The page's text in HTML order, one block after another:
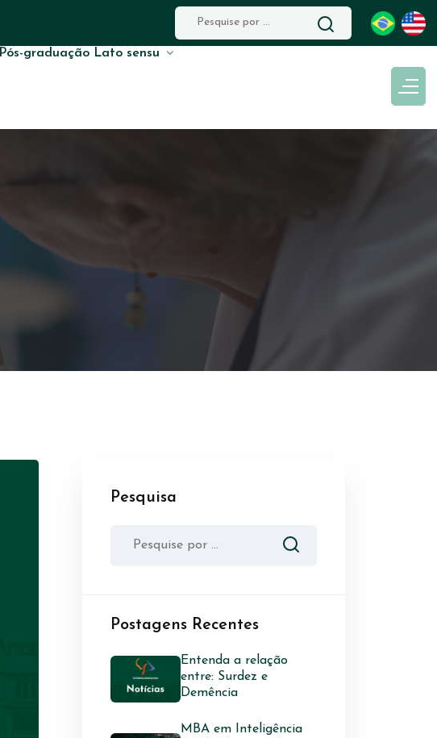
Pós-graduação Lato sensu
Pesquisa
Postagens Recentes
Entenda a relação
entre: Surdez e
Demência
MBA em Inteligência